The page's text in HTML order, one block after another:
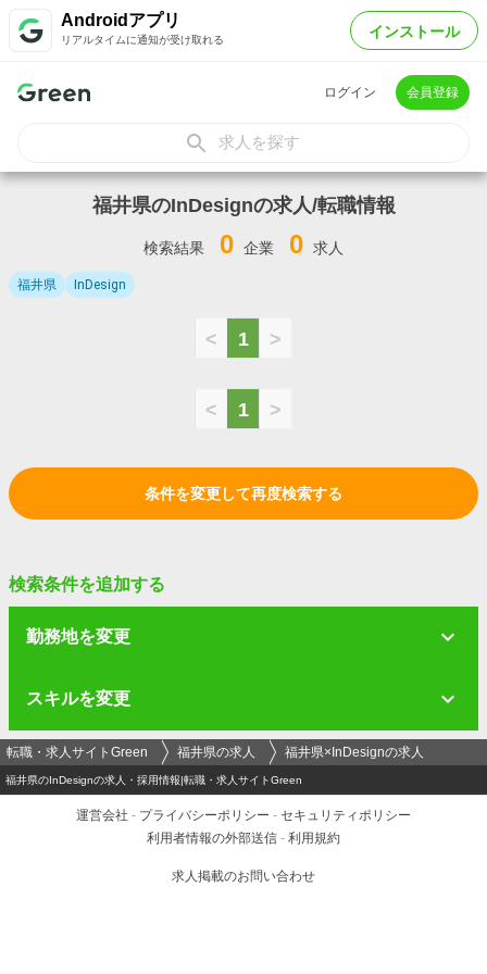
Androidアプリ
リアルタイムに通知が受け取れる インストール
ログイン 会員登録
求人を探す
福井県のInDesignの求人/転職情報
検索結果 0 企業 0 求人
福井県 InDesign
< 1 >
< 1 >
条件を変更して再度検索する
検索条件を追加する
勤務地を変更
スキルを変更
転職・求人サイトGreen 福井県の求人 福井県×InDesignの求人
福井県のInDesignの求人・採用情報|転職・求人サイトGreen
運営会社 - プライバシーポリシー - セキュリティポリシー
利用者情報の外部送信 - 利用規約
求人掲載のお問い合わせ